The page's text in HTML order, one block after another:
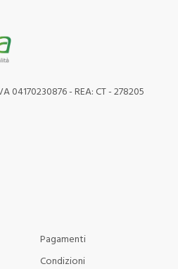
04170230876 - REA: CT - 278205
Pagamenti
Condizioni